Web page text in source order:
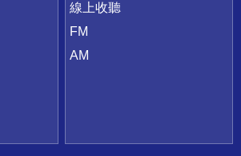
線上收聽
FM
AM